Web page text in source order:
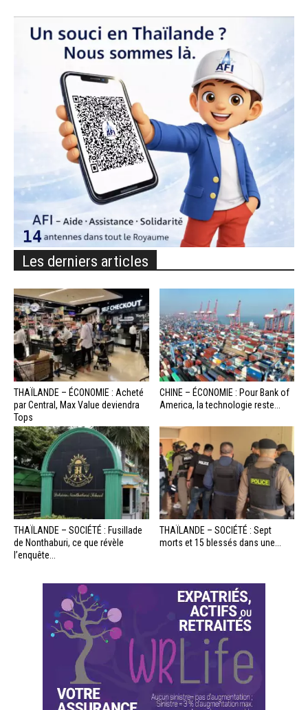
Les derniers articles
THAÏLANDE – ÉCONOMIE : Acheté
par Central, Max Value deviendra
Tops
CHINE – ÉCONOMIE : Pour Bank of
America, la technologie reste...
THAÏLANDE – SOCIÉTÉ : Fusillade
de Nonthaburi, ce que révèle
l’enquête...
THAÏLANDE – SOCIÉTÉ : Sept
morts et 15 blessés dans une...